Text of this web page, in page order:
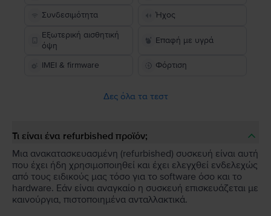
Συνδεσιμότητα
Ήχος
Εξωτερική αισθητική
όψη
Επαφή με υγρά
IMEI & firmware Φόρτιση
Δες όλα τα τεστ
Τι είναι ένα refurbished προϊόν;
Μια ανακατασκευασμένη (refurbished) συσκευή είναι αυτή
που έχει ήδη χρησιμοποιηθεί και έχει ελεγχθεί ενδελεχώς
από τους ειδικούς μας τόσο για το software όσο και το
hardware. Εάν είναι αναγκαίο η συσκευή επισκευάζεται με
καινούργια, πιστοποιημένα ανταλλακτικά.